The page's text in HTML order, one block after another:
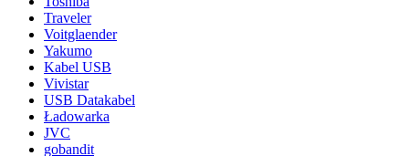
Traveler
Voitglaender
Yakumo
Kabel USB
Vivistar
USB Datakabel
Ładowarka
JVC
gobandit